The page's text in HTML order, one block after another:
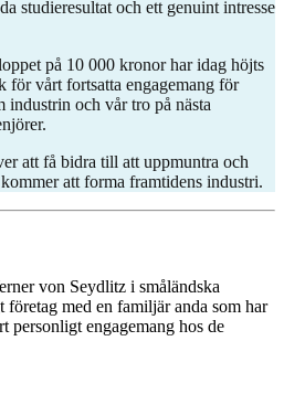
studieresultat och ett genuint intresse
på 10 000 kronor har idag höjts
vårt fortsatta engagemang för
industrin och vår tro på nästa
att få bidra till att uppmuntra och
att forma framtidens industri.
von Seydlitz i småländska
företag med en familjär anda som har
personligt engagemang hos de